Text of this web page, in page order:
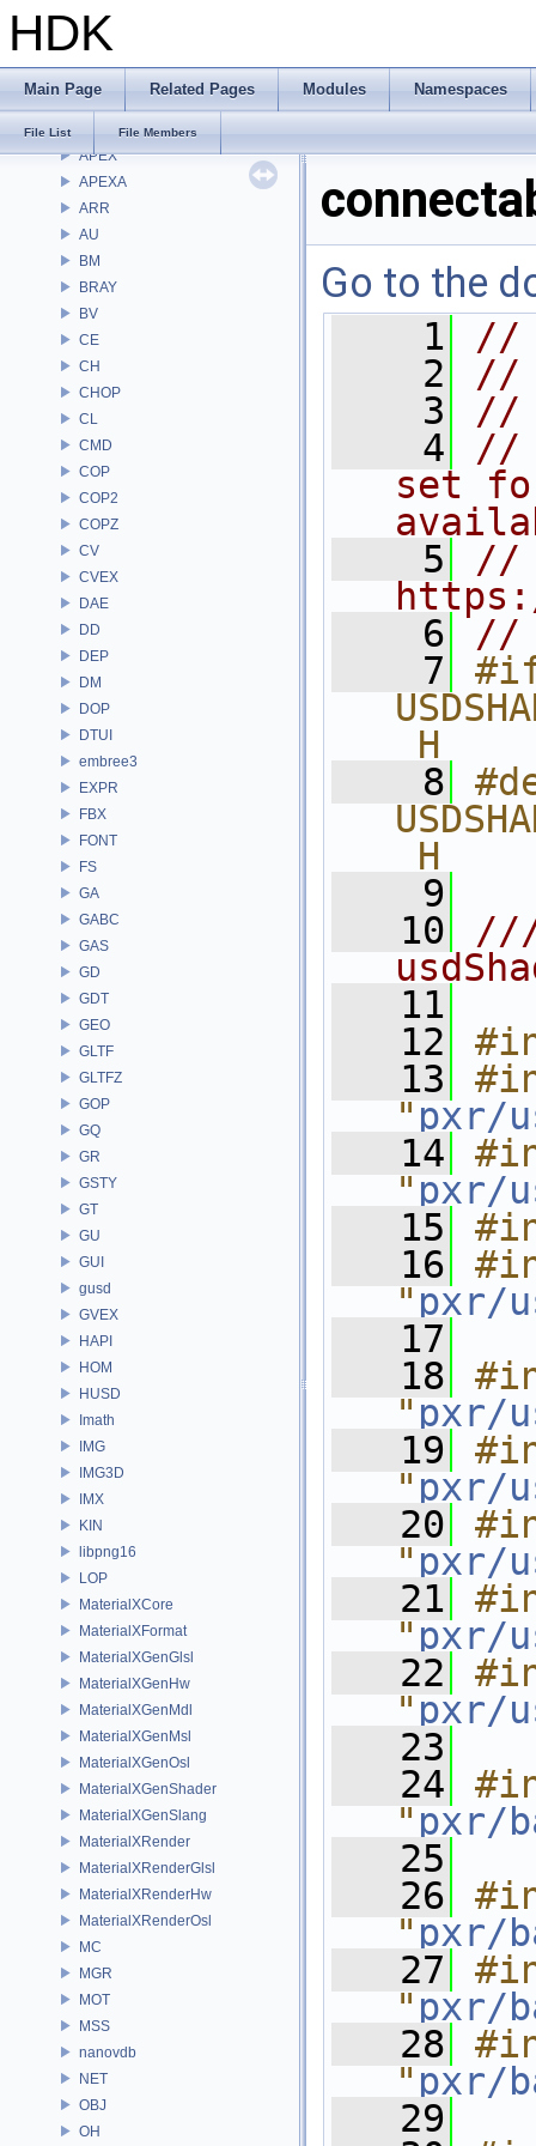
HDK
Main Page Related Pages Modules Namespaces
File List File Members
Namespaces
Classes
File List
Alembic
APEX
APEXA
ARR
AU
BM
BRAY
BV
CE
CH
CHOP
CL
CMD
COP
COP2
COPZ
CV
CVEX
DAE
DD
DEP
DM
DOP
DTUI
embree3
EXPR
FBX
FONT
FS
GA
GABC
GAS
GD
GDT
GEO
GLTF
GLTFZ
GOP
GQ
GR
GSTY
GT
GU
GUI
gusd
GVEX
HAPI
HOM
HUSD
Imath
IMG
IMG3D
IMX
KIN
libpng16
LOP
MaterialXCore
MaterialXFormat
MaterialXGenGlsl
MaterialXGenHw
MaterialXGenMdl
MaterialXGenMsl
MaterialXGenOsl
MaterialXGenShader
MaterialXGenSlang
MaterialXRender
MaterialXRenderGlsl
MaterialXRenderHw
MaterialXRenderOsl
MC
MGR
MOT
MSS
nanovdb
NET
OBJ
OH
Go to the
    1
//
    2
//
    3
//
    4
//
set
    5
//
    6
//
    7
_H
    8
_H
    9
   10
   11
   12
   13
" pxr/
   14
" pxr/
   15
   16
" pxr/
   17
   18
" pxr/
   19
" pxr/
   20
" pxr/
   21
" pxr/
   22
" pxr/
   23
   24
" pxr/
   25
   26
" pxr/
   27
" pxr/
   28
" pxr/
   29